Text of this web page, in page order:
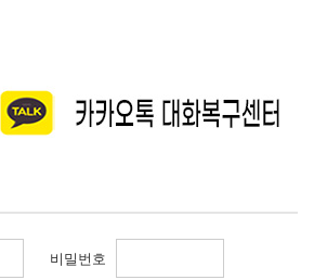
비밀번호